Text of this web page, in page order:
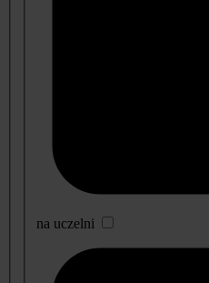
na uczelni